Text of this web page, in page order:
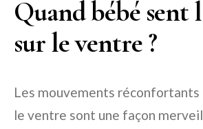
Quand bébé sent
sur le ventre ?
Les mouvements réconfortants
le ventre sont une façon